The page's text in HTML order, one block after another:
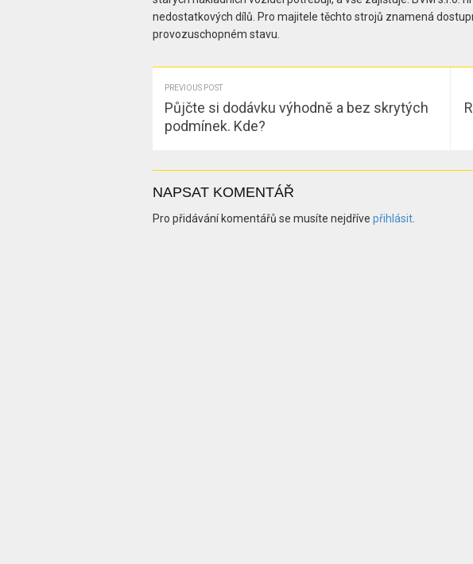
nedostatkových dílů. Pro majitele těchto strojů znamená
provozuschopném stavu.
PREVIOUS POST
Půjčte si dodávku výhodně a bez skrytých
podmínek. Kde?
NAPSAT KOMENTÁŘ
Pro přidávání komentářů se musíte nejdříve přihlásit.